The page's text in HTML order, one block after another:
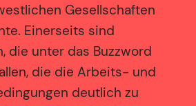
Gesellschaften
Einerseits sind
die unter das Buzzword
die die Arbeits- und
deutlich zu